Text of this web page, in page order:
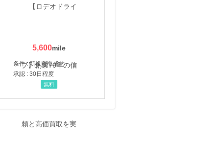
5,600
条件 : 新規買取成約
承認 : 30日程度
無料